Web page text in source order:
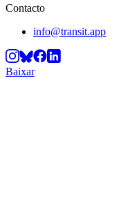
Contacto
info@transit.app
Baixar